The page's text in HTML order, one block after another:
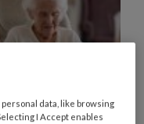
data, like browsing
I Accept enables